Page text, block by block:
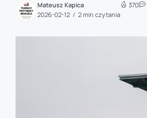
zaobserwuj nas
zaobserwuj nas
Mateusz Kapica
2026-02-12
2 min czytania
370